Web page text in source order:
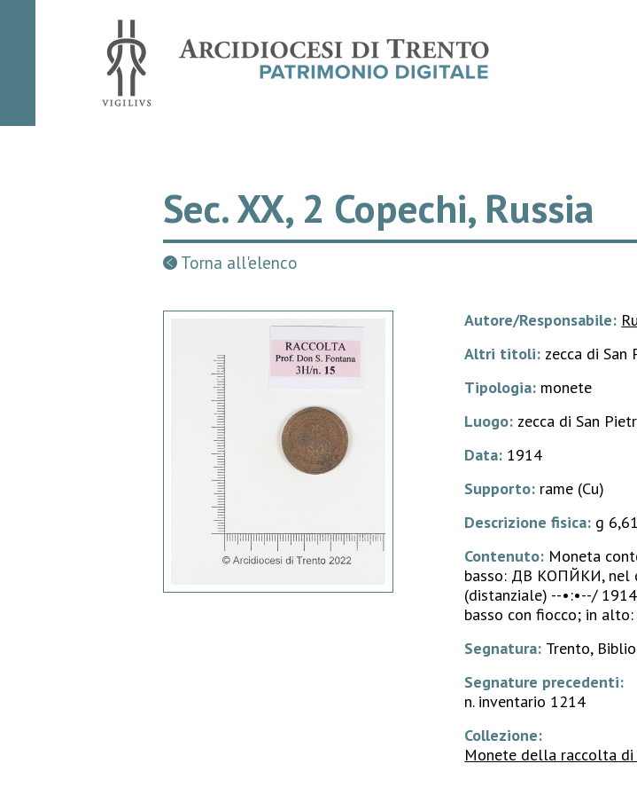
Sec. XX, 2 Copechi, Russia
Torna all'elenco
Autore/Responsabile:
Altri titoli: zecca di San
Tipologia: monete
Luogo: zecca di San
Data: 1914
Supporto: rame (Cu)
Descrizione fisica: g
Contenuto: Moneta
basso: ДВѢ КОПѢЙКИ,
(distanziale) --•:•--/
basso con fiocco; in
Segnatura: Trento,
Segnature precedenti:
n. inventario 1214
Collezione:
Monete della raccolta